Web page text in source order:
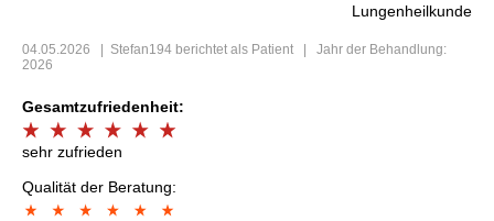
Lungenheilkunde
04.05.2026 | Stefan194 berichtet als Patient | Jahr der Behandlung:
2026
Gesamtzufriedenheit:
sehr zufrieden
Qualität der Beratung: